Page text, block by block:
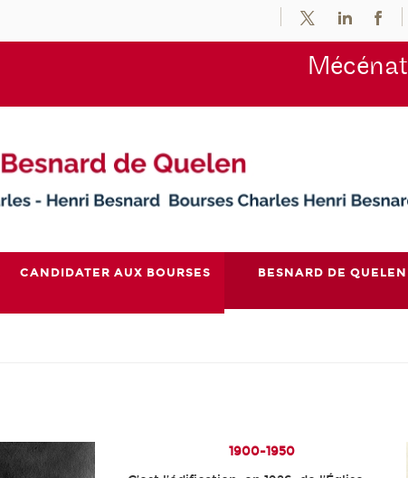
Mécénat
CANDIDATER AUX BOURSES BESNARD DE QUELEN
1900-1950